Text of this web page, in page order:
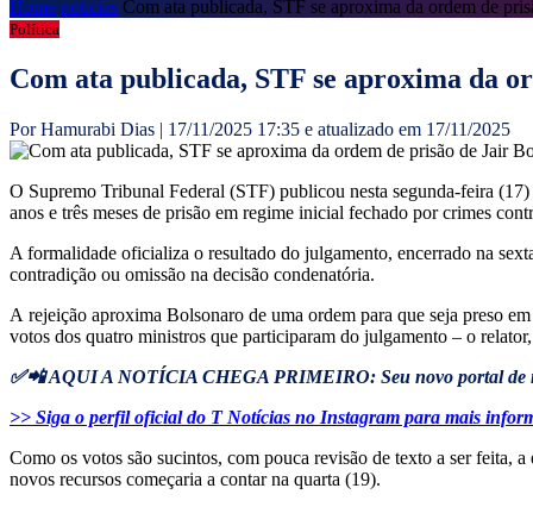
Home notícias Com ata publicada, STF se aproxima da ordem de
Política
Com ata publicada, STF se aproxima da
Por Hamurabi Dias | 17/11/2025 17:35 e atualizado em 17/11/2025
O Supremo Tribunal Federal (STF) publicou nesta segunda-feira
anos e três meses de prisão em regime inicial fechado por crimes
A formalidade oficializa o resultado do julgamento, encerrado na
contradição ou omissão na decisão condenatória.
A rejeição aproxima Bolsonaro de uma ordem para que seja preso
votos dos quatro ministros que participaram do julgamento – o
✅📲 AQUI A NOTÍCIA CHEGA PRIMEIRO: Seu novo portal de
>> Siga o perfil oficial do T Notícias no Instagram para mais
Como os votos são sucintos, com pouca revisão de texto a ser feita,
novos recursos começaria a contar na quarta (19).